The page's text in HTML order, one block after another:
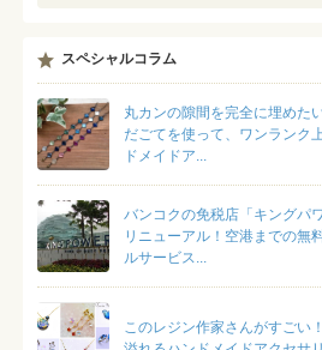
スペシャルコラム
丸カンの隙間を完全に埋めた
だごてを使って、ワンランク
ドメイドア...
バンコクの免税店「キングパ
リニューアル！空港までの無
ルサービス...
このレジン作家さんがすごい